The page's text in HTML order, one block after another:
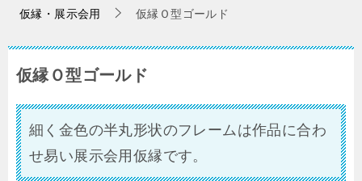
仮縁・展示会用
仮縁Ｏ型ゴールド
仮縁Ｏ型ゴールド
細く金色の半丸形状のフレームは作品に合わ
せ易い展示会用仮縁です。